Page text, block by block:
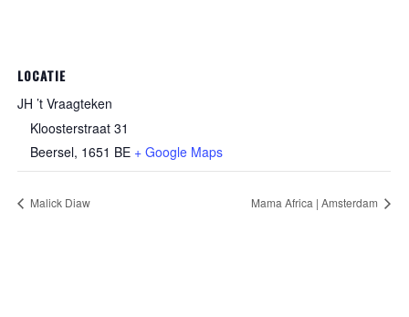
LOCATIE
JH ’t Vraagteken
Kloosterstraat 31
Beersel, 1651 BE + Google Maps
Malick Diaw Mama Africa | Amsterdam